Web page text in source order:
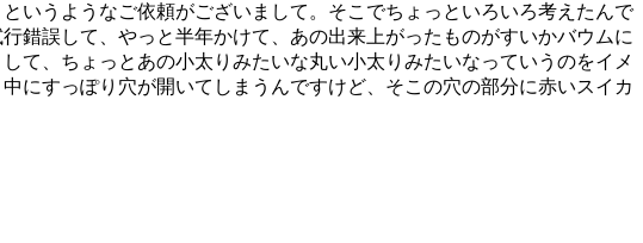
いうようなご依頼がございまして。そこでちょっといろいろ考えたんで
錯誤して、やっと半年かけて、あの出来上がったものがすいかバウムに
て、ちょっとあの小太りみたいな丸い小太りみたいなっていうのをイメ
にすっぽり穴が開いてしまうんですけど、そこの穴の部分に赤いスイカ